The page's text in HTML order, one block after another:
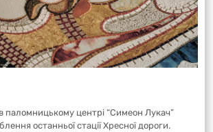
паломницькому центрі “Симеон Лукач”
останньої стації Хресної дороги.